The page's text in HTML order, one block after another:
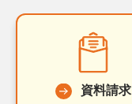
資料請求